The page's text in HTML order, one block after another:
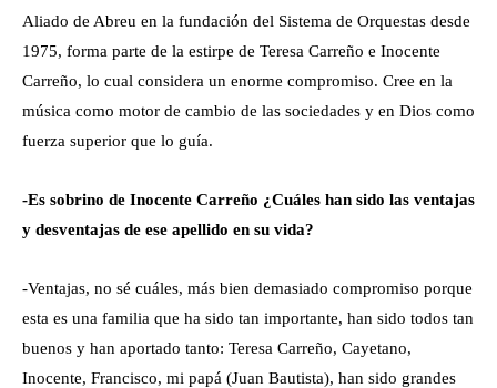
Aliado de Abreu en la fundación del Sistema de Orquestas desde
1975, forma parte de la estirpe de Teresa Carreño e Inocente
Carreño, lo cual considera un enorme compromiso. Cree en la
música como motor de cambio de las sociedades y en Dios como
fuerza superior que lo guía.
-Es sobrino de Inocente Carreño ¿Cuáles han sido las ventajas
y desventajas de ese apellido en su vida?
-Ventajas, no sé cuáles, más bien demasiado compromiso porque
esta es una familia que ha sido tan importante, han sido todos tan
buenos y han aportado tanto: Teresa Carreño, Cayetano,
Inocente, Francisco, mi papá (Juan Bautista), han sido grandes